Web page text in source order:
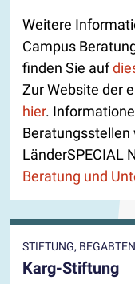
Weitere
Campus
finden Sie auf
Zur Website der
hier.
Beratungsstellen
LänderSPECIAL
Beratung und
STIFTUNG,
Karg-Stiftung